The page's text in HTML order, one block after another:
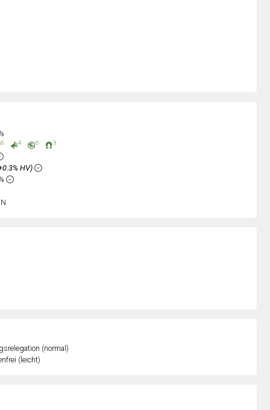
(normal)
(leicht)
6 4 6 3
HV)